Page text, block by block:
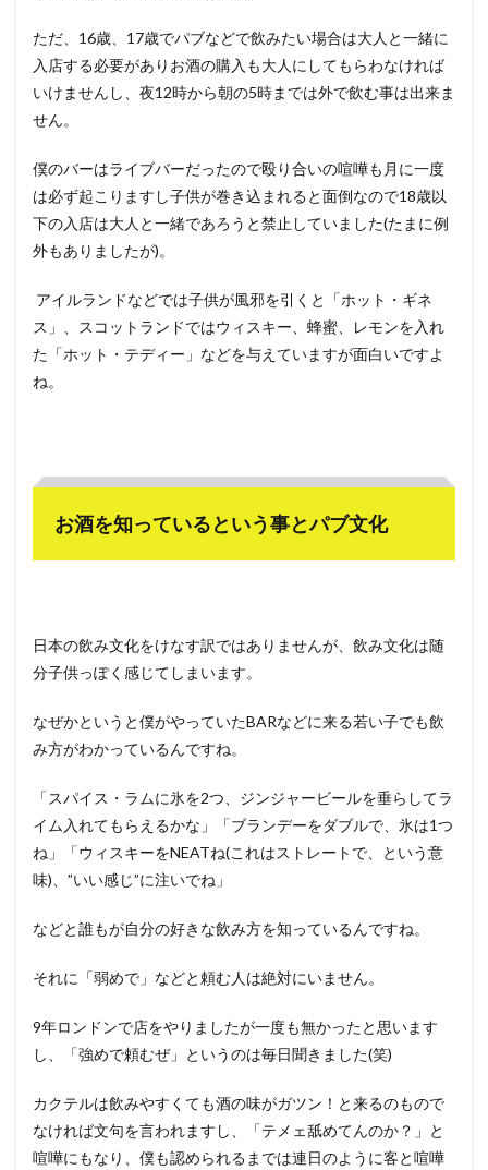
ただ、16歳、17歳でパブなどで飲みたい場合は大人と一緒に
入店する必要がありお酒の購入も大人にしてもらわなければ
いけませんし、夜12時から朝の5時までは外で飲む事は出来ま
せん。
僕のバーはライブバーだったので殴り合いの喧嘩も月に一度
は必ず起こりますし子供が巻き込まれると面倒なので18歳以
下の入店は大人と一緒であろうと禁止していました(たまに例
外もありましたが)。
アイルランドなどでは子供が風邪を引くと「ホット・ギネ
ス」、スコットランドではウィスキー、蜂蜜、レモンを入れ
た「ホット・テディー」などを与えていますが面白いですよ
ね。
お酒を知っているという事とパブ文化
日本の飲み文化をけなす訳ではありませんが、飲み文化は随
分子供っぽく感じてしまいます。
なぜかというと僕がやっていたBARなどに来る若い子でも飲
み方がわかっているんですね。
「スパイス・ラムに氷を2つ、ジンジャービールを垂らしてラ
イム入れてもらえるかな」「ブランデーをダブルで、氷は1つ
ね」「ウィスキーをNEATね(これはストレートで、という意
味)、”いい感じ”に注いでね」
などと誰もが自分の好きな飲み方を知っているんですね。
それに「弱めで」などと頼む人は絶対にいません。
9年ロンドンで店をやりましたが一度も無かったと思います
し、「強めで頼むぜ」というのは毎日聞きました(笑)
カクテルは飲みやすくても酒の味がガツン！と来るのもので
なければ文句を言われますし、「テメェ舐めてんのか？」と
喧嘩にもなり、僕も認められるまでは連日のように客と喧嘩